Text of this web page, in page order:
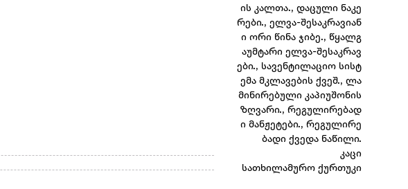
ის კალთა., დაცული ნაკე
რები., ელვა-შესაკრავიან
ი ორი წინა ჯიბე., წყალგ
აუმტარი ელვა-შესაკრავ
ები., სავენტილაციო სისტ
ემა მკლავების ქვეშ., ლა
მინირებული კაპიუშონის
ზღვარი., რეგულირებად
ი მანჟეტები., რეგულირე
ბადი ქვედა ნაწილი.
კაცი
სათხილამურო ქურთუკი